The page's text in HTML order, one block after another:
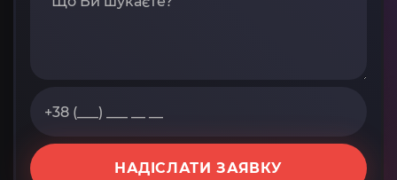
НАДІСЛАТИ ЗАЯВКУ